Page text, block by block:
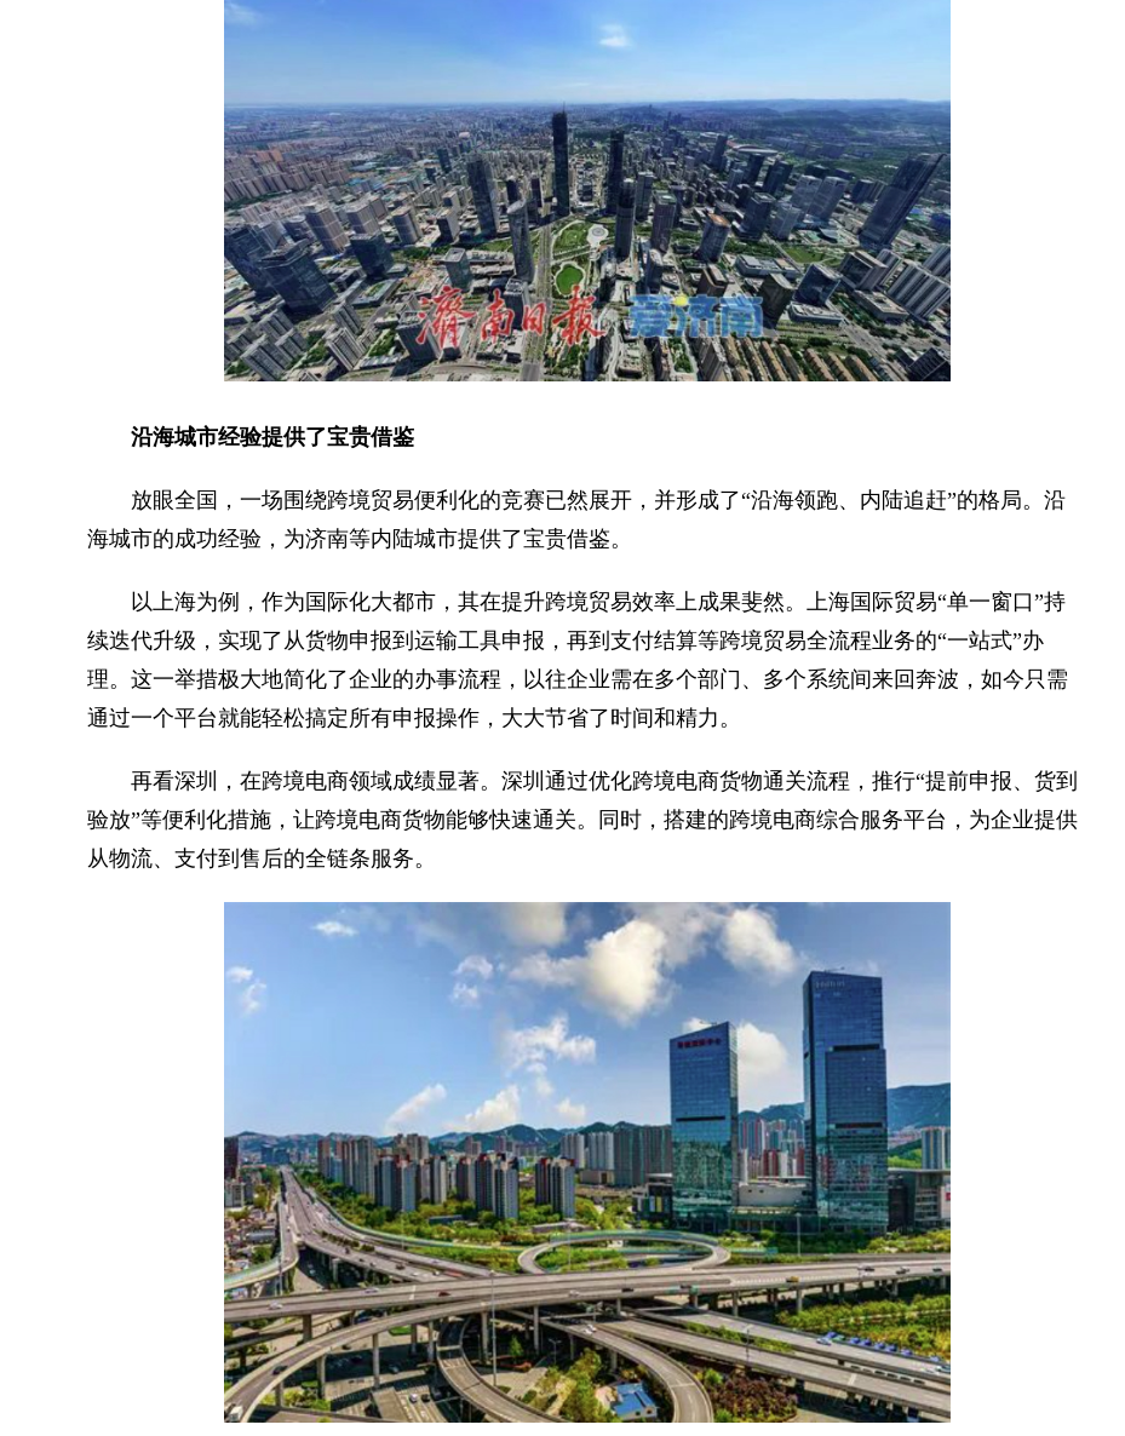
沿海城市经验提供了宝贵借鉴
放眼全国，一场围绕跨境贸易便利化的竞赛已然展开，并形成了“沿海领跑、内陆追赶”的格局。沿
海城市的成功经验，为济南等内陆城市提供了宝贵借鉴。
以上海为例，作为国际化大都市，其在提升跨境贸易效率上成果斐然。上海国际贸易“单一窗口”持
续迭代升级，实现了从货物申报到运输工具申报，再到支付结算等跨境贸易全流程业务的“一站式”办
理。这一举措极大地简化了企业的办事流程，以往企业需在多个部门、多个系统间来回奔波，如今只需
通过一个平台就能轻松搞定所有申报操作，大大节省了时间和精力。
再看深圳，在跨境电商领域成绩显著。深圳通过优化跨境电商货物通关流程，推行“提前申报、货到
验放”等便利化措施，让跨境电商货物能够快速通关。同时，搭建的跨境电商综合服务平台，为企业提供
从物流、支付到售后的全链条服务。